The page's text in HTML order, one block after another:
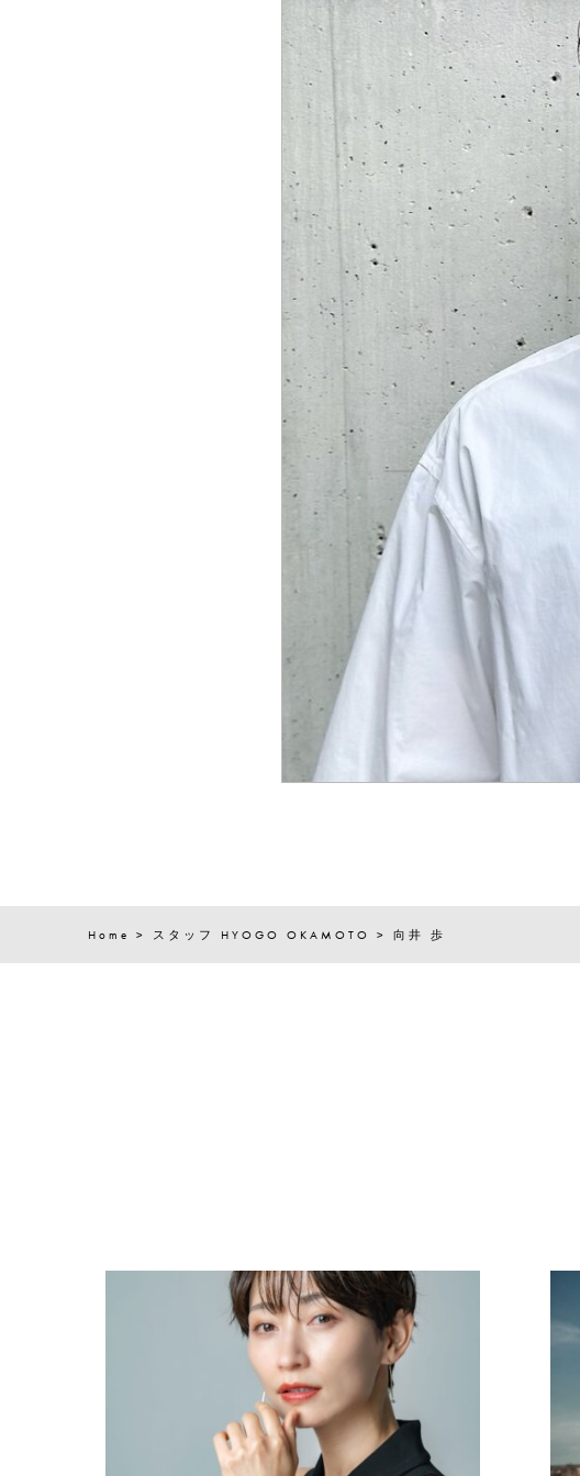
Home > スタッフ HYOGO OKAMOTO > 向井 歩